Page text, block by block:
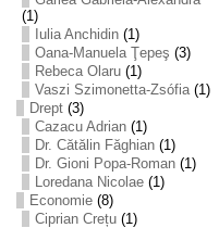
(1)
Iulia Anchidin(1)
Oana-Manuela Ţepeş (3)
Rebeca Olaru(1)
Vaszi Szimonetta-Zsófia(1)
Drept(3)
Cazacu Adrian(1)
Dr. Cătălin Făghian(1)
Dr. Gioni Popa-Roman(1)
Loredana Nicolae(1)
Economie(8)
Ciprian Crețu(1)